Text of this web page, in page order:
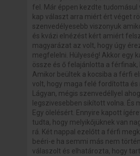
fel. Már éppen kezdte tudomásul
kap választ arra miért ért véget
szenvedélyesebb viszonyuk
és kvázi elnézést kért amiért
magyarázat az volt, hogy úgy
megfelelni. Hülyeség! Akkor egy
össze és ő felajánlotta a férfinak,
Amikor beültek a kocsiba a férfi
volt, hogy maga felé fordította és
Lágyan, mégis szenvedéllyel
legszivesebben sikított volna. És
Egy ölelésért. Ennyire kapott
tudta, hogy melyikőjüknek van
rá. Két nappal ezelőtt a férfi
beéri-e ha semmi más nem
válaszolt és elhatározta, hogy